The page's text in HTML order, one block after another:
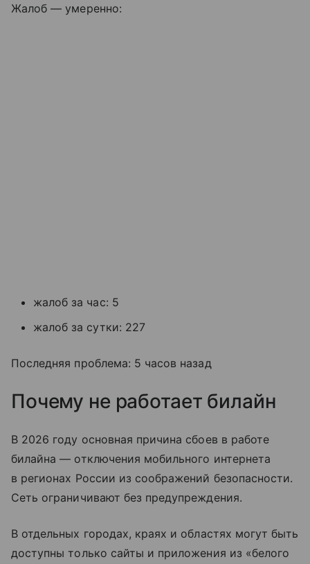
Жалоб — умеренно:
жалоб за час: 5
жалоб за сутки: 227
Последняя проблема: 5 часов назад
Почему не работает билайн
В 2026 году основная причина сбоев в работе
билайна — отключения мобильного интернета
в регионах России из соображений безопасности.
Сеть ограничивают без предупреждения.
В отдельных городах, краях и областях могут быть
доступны только сайты и приложения из «белого